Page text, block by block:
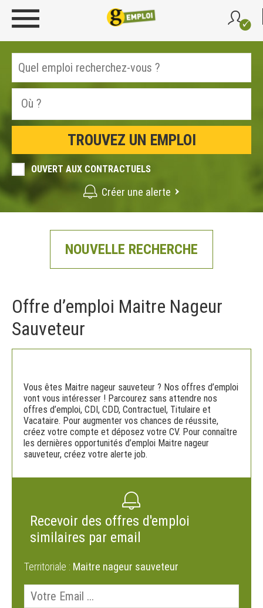
OUVERT AUX CONTRACTUELS
Créer une alerte
NOUVELLE RECHERCHE
Offre d’emploi Maitre Nageur
Sauveteur
Vous êtes Maitre nageur sauveteur ? Nos offres d’emploi
vont vous intéresser ! Parcourez sans attendre nos
offres d’emploi, CDI, CDD, Contractuel, Titulaire et
Vacataire. Pour augmenter vos chances de réussite,
créez votre compte et déposez votre CV. Pour connaître
les dernières opportunités d’emploi Maitre nageur
sauveteur, créez votre alerte job.
Recevoir des offres d'emploi
similaires par email
Territoriale : Maitre nageur sauveteur